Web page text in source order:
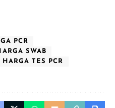
PCR
SWAB
HARGA TES PCR